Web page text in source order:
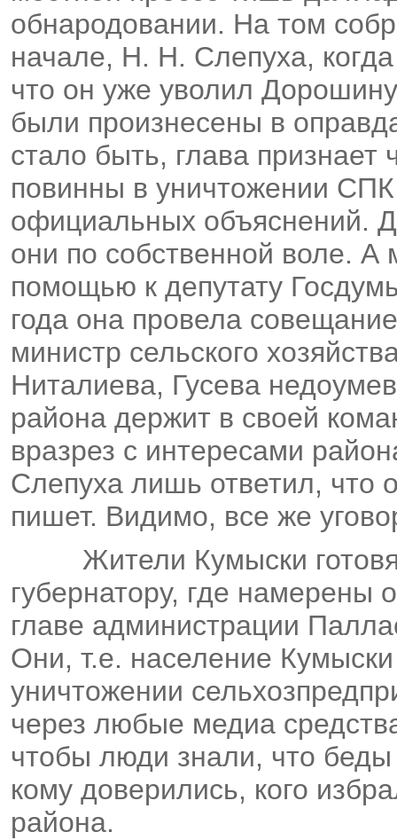
обнародовании. На том
начале, Н. Н. Слепуха,
что он уже уволил
были произнесены в
стало быть, глава признает
повинны в уничтожении
официальных объяснений.
они по собственной воле.
помощью к депутату
года она провела
министр сельского
Ниталиева, Гусева
района держит в своей
вразрез с интересами
Слепуха лишь ответил, что
пишет. Видимо, все же
Жители Кумыски
губернатору, где
главе администрации
Они, т.е. население
уничтожении
через любые медиа
чтобы люди знали, что
кому доверились, кого
района.